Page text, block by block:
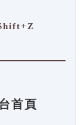
首頁